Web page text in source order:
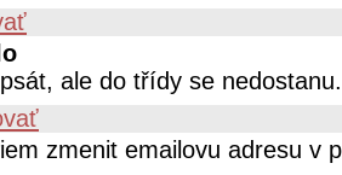
ale do třídy se nedostanu.
zmenit emailovu adresu v